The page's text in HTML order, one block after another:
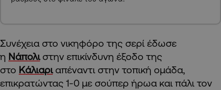
Συνέχεια στο νικηφόρο της σερί έδωσε
η Νάπολιστην επικίνδυνη έξοδο της
στο Κάλιαριαπέναντι στην τοπική ομάδα,
επικρατώντας 1-0 με σούπερ ήρωα και πάλι τον